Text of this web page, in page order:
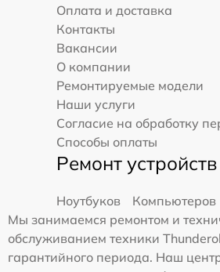
Оплата и доставка
Контакты
Вакансии
О компании
Ремонтируемые модели
Наши услуги
Согласие на обработку
Способы оплаты
Ремонт устройств
Ноутбуков
Компьютеров
Мы занимаемся ремонтом и
обслуживанием техники
гарантийного периода. Наш